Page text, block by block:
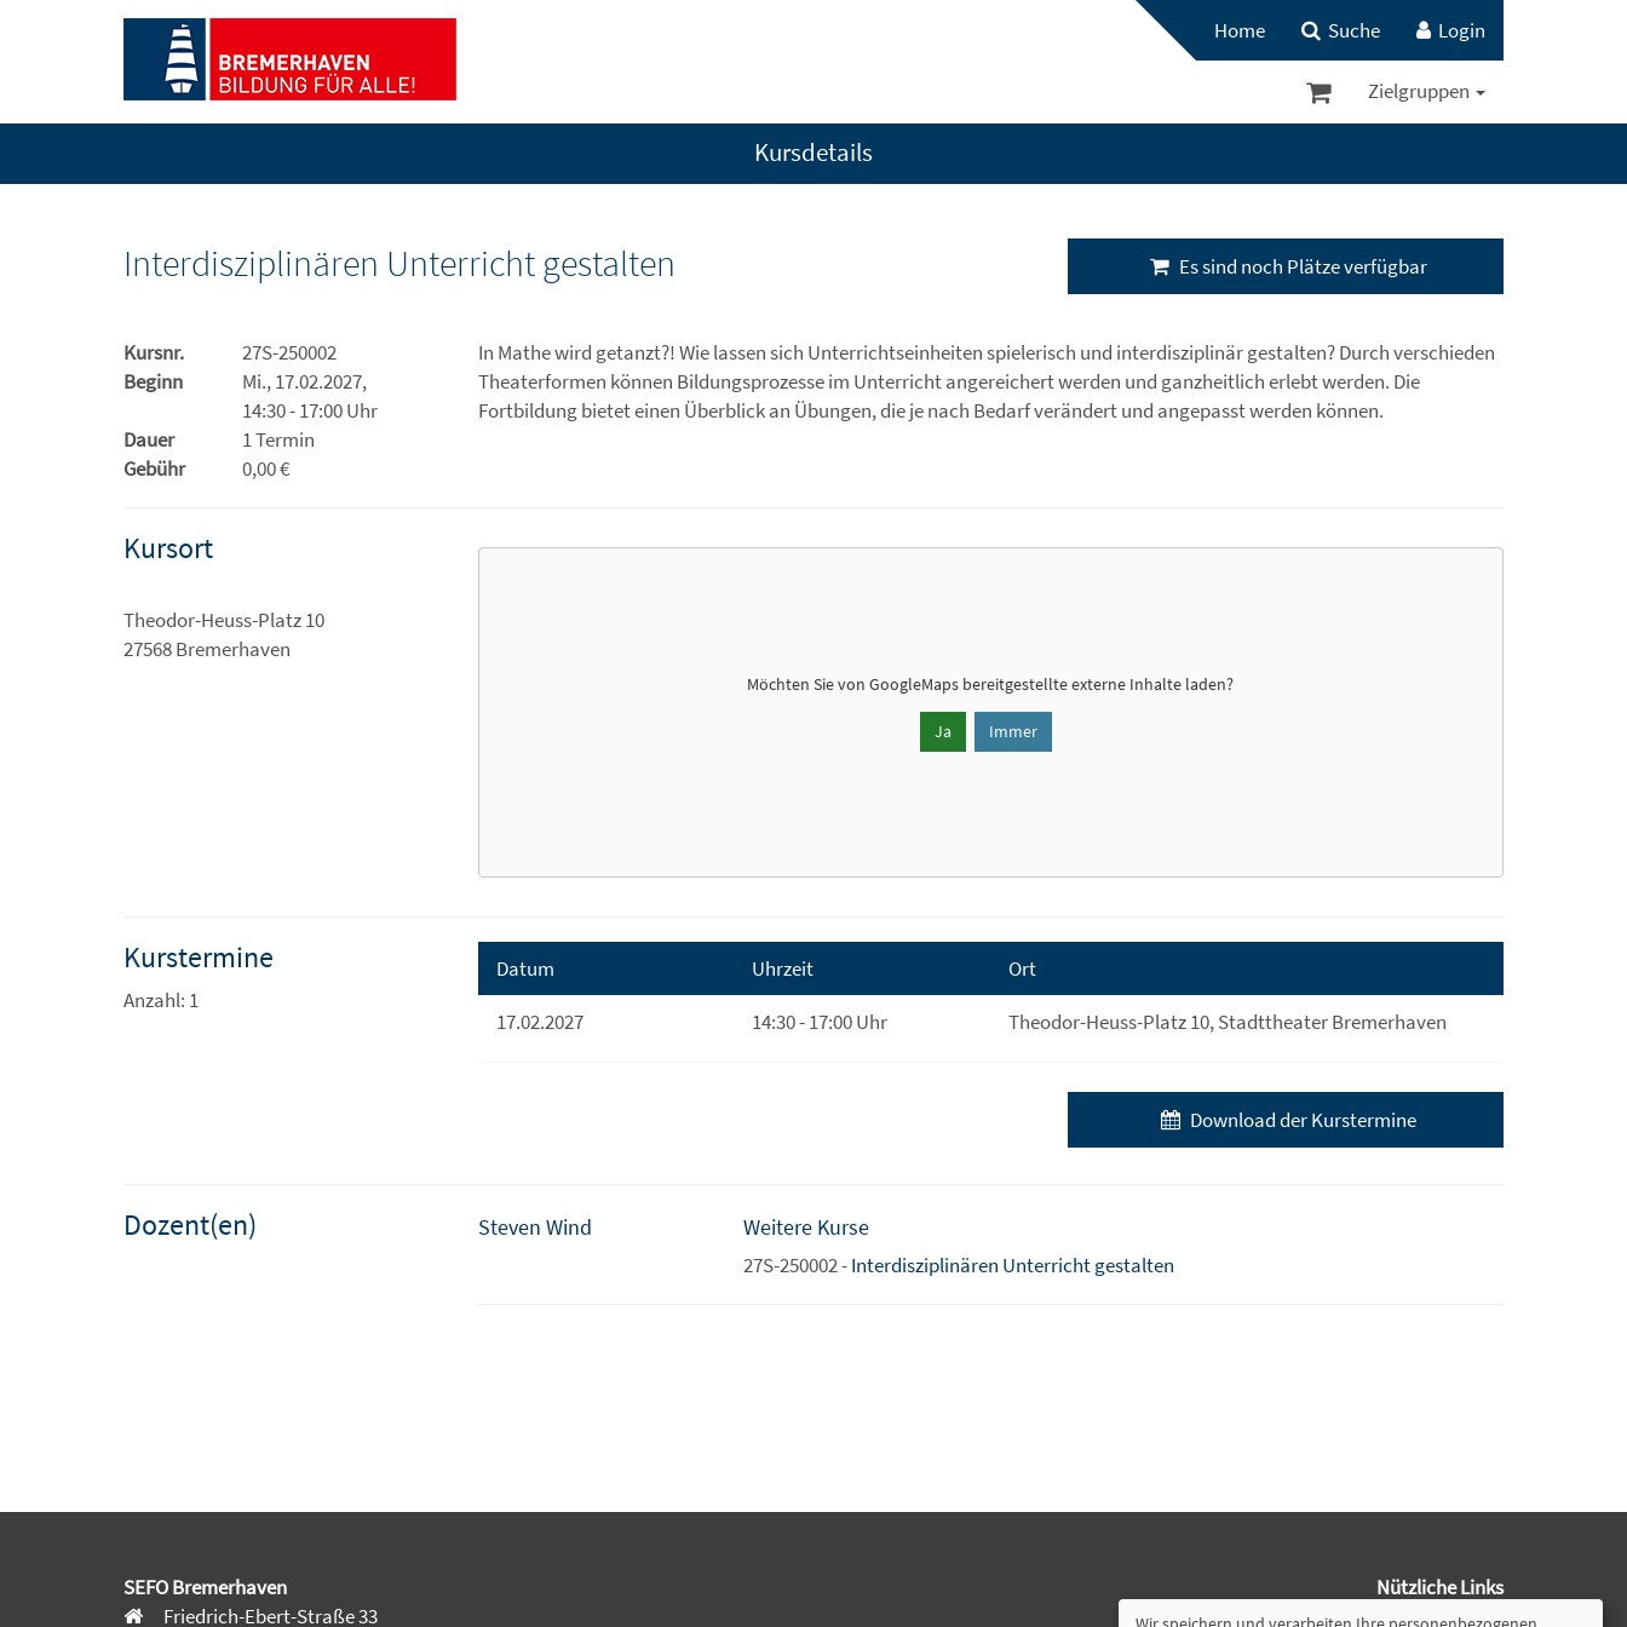
Home Suche Login
Zielgruppen
Kursdetails
Interdisziplinären Unterricht gestalten Es sind noch Plätze verfügbar
Kursnr.
27S-250002
Beginn
Mi., 17.02.2027,
14:30 - 17:00 Uhr
Dauer
1 Termin
Gebühr
0,00 €
In Mathe wird getanzt?! Wie lassen sich Unterrichtseinheiten spielerisch und interdisziplinär gestalten? Durch verschieden
Theaterformen können Bildungsprozesse im Unterricht angereichert werden und ganzheitlich erlebt werden. Die
Fortbildung bietet einen Überblick an Übungen, die je nach Bedarf verändert und angepasst werden können.
Kursort
Theodor-Heuss-Platz 10
27568 Bremerhaven
Möchten Sie vonGoogleMaps bereitgestellte externe Inhalte laden?
Ja Immer
Kurstermine
Anzahl: 1
Datum Uhrzeit
Ort
17.02.2027
14:30 - 17:00 Uhr Theodor-Heuss-Platz 10, Stadttheater Bremerhaven
Download der Kurstermine
Dozent(en) Steven Wind Weitere Kurse
27S-250002 -Interdisziplinären Unterricht gestalten
SEFO Bremerhaven
Friedrich-Ebert-Straße 33
Nützliche Links